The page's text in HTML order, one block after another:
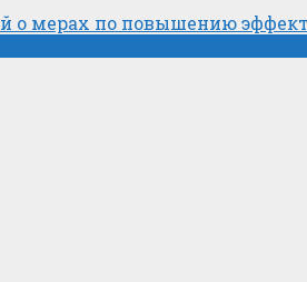
о мерах по повышению